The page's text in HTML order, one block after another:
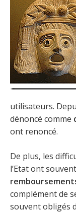
utilisateurs.
dénoncé comme
ont renoncé.
De plus, les
l’Etat ont
complément de
souvent obligés